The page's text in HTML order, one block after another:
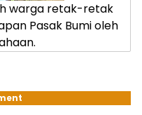
warga retak-retak
Pasak Bumi oleh